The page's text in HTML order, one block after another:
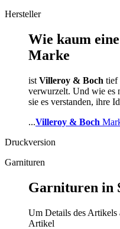
Hersteller
Wie kaum
Marke
ist Villeroy & Boch tief
verwurzelt. Und wie es
sie es verstanden, ihre
...Villeroy & Boch
Druckversion
Garnituren
Garnituren in
Um Details des Artikels
Artikel